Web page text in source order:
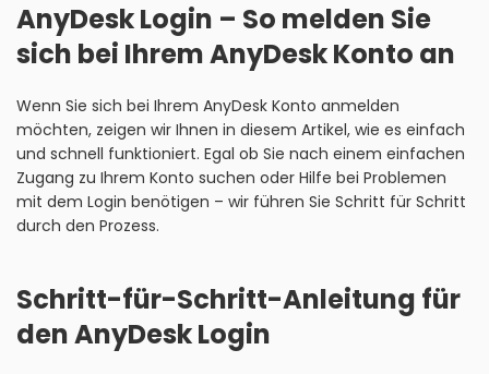
AnyDesk Login – So melden Sie
sich bei Ihrem AnyDesk Konto an
Wenn Sie sich bei Ihrem AnyDesk Konto anmelden
möchten, zeigen wir Ihnen in diesem Artikel, wie es einfach
und schnell funktioniert. Egal ob Sie nach einem einfachen
Zugang zu Ihrem Konto suchen oder Hilfe bei Problemen
mit dem Login benötigen – wir führen Sie Schritt für Schritt
durch den Prozess.
Schritt-für-Schritt-Anleitung für
den AnyDesk Login